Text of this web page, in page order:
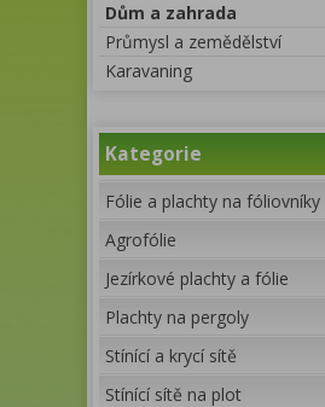
Dům a zahrada
Průmysl a zemědělství
Karavaning
Kategorie
Fólie a plachty na fóliovníky
Agrofólie
Jezírkové plachty a fólie
Plachty na pergoly
Stínící a krycí sítě
Stínící sítě na plot